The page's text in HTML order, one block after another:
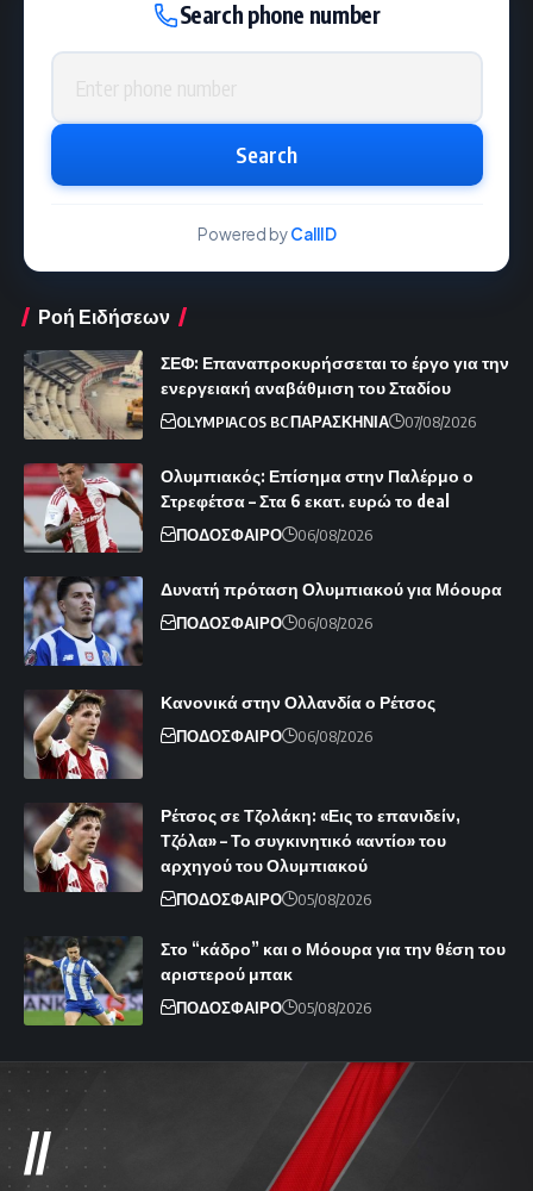
Search phone number
Phone number
Search
Powered byCallID
Ροή Ειδήσεων
ΣΕΦ: Επαναπροκυρήσσεται το έργο για την
ενεργειακή αναβάθμιση του Σταδίου
OLYMPIACOS BCΠΑΡΑΣΚΗΝΙΑ 07/08/2026
Ολυμπιακός: Επίσημα στην Παλέρμο ο
Στρεφέτσα – Στα 6 εκατ. ευρώ το deal
ΠΟΔΟΣΦΑΙΡΟ 06/08/2026
Δυνατή πρόταση Ολυμπιακού για Μόουρα
ΠΟΔΟΣΦΑΙΡΟ 06/08/2026
Κανονικά στην Ολλανδία ο Ρέτσος
ΠΟΔΟΣΦΑΙΡΟ 06/08/2026
Ρέτσος σε Τζολάκη: «Εις το επανιδείν,
Τζόλα» – Το συγκινητικό «αντίο» του
αρχηγού του Ολυμπιακού
ΠΟΔΟΣΦΑΙΡΟ 05/08/2026
Στο “κάδρο” και ο Μόουρα για την θέση του
αριστερού μπακ
ΠΟΔΟΣΦΑΙΡΟ 05/08/2026
//